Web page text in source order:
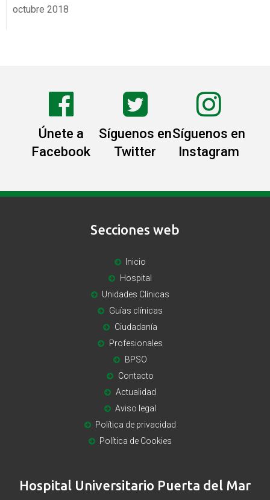
octubre 2018
Únete a
Facebook
Síguenos en
Twitter
Síguenos en
Instagram
Secciones web
Inicio
Hospital
Unidades Clínicas
Guías clínicas
Ciudadanía
Profesionales
BPSO
Contacto
Actualidad
Aviso legal
Política de privacidad
Política de Cookies
Hospital Universitario Puerta del Mar